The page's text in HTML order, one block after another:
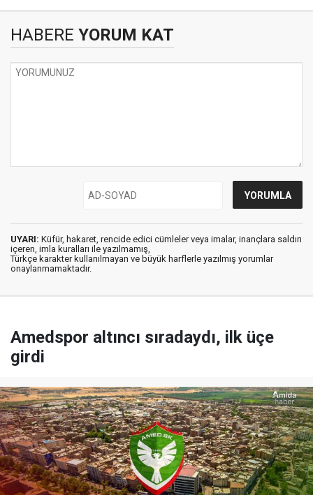
HABERE YORUM KAT
UYARI: Küfür, hakaret, rencide edici cümleler veya imalar, inançlara saldırı
içeren, imla kuralları ile yazılmamış,
Türkçe karakter kullanılmayan ve büyük harflerle yazılmış yorumlar
onaylanmamaktadır.
Amedspor altıncı sıradaydı, ilk üçe
girdi